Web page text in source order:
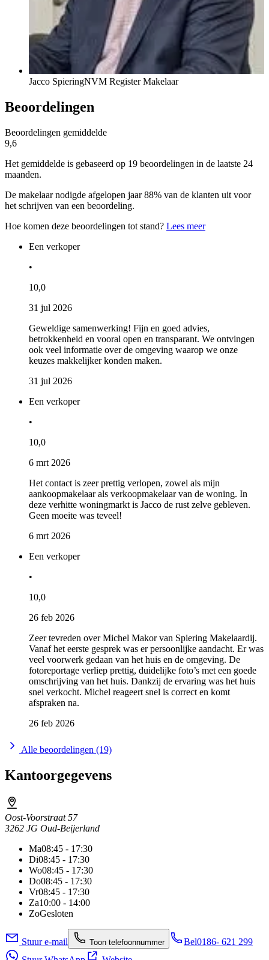
Jacco SpieringNVM Register Makelaar
Beoordelingen
Beoordelingen gemiddelde
9,6
Het gemiddelde is gebaseerd op 19 beoordelingen in de laatste 24
maanden.
De makelaar nodigde afgelopen jaar 88% van de klanten uit voor
het schrijven van een beoordeling.
Hoe komen deze beoordelingen tot stand? Lees meer
Een verkoper
•
10,0
31 jul 2026
Geweldige samenwerking! Fijn en goed advies,
betrokkenheid en vooral open en transparant. We ontvingen
ook veel informatie over de omgeving waarop we onze
keuzes makkelijker konden maken.
31 jul 2026
Een verkoper
•
10,0
6 mrt 2026
Het contact is zeer prettig verlopen, zowel als mijn
aankoopmakelaar als verkoopmakelaar van de woning. In
deze verhitte woningmarkt is Jacco de rust zelve gebleven.
Geen moeite was teveel!
6 mrt 2026
Een verkoper
•
10,0
26 feb 2026
Zeer tevreden over Michel Makor van Spiering Makelaardij.
Vanaf het eerste gesprek was er persoonlijke aandacht. Er was
veel voorwerk gedaan van het huis en de omgeving. De
fotoreportage verliep prettig, duidelijke foto’s met een goede
omschrijving van het huis. Dankzij de ervaring was het huis
snel verkocht. Michel reageert snel is correct en komt
afspraken na.
26 feb 2026
Alle beoordelingen (19)
Kantoorgegevens
Oost-Voorstraat 57
3262 JG Oud-Beijerland
Ma08:45 - 17:30
Di08:45 - 17:30
Wo08:45 - 17:30
Do08:45 - 17:30
Vr08:45 - 17:30
Za10:00 - 14:00
ZoGesloten
Stuur e-mail Toon telefoonnummer Bel0186- 621 299